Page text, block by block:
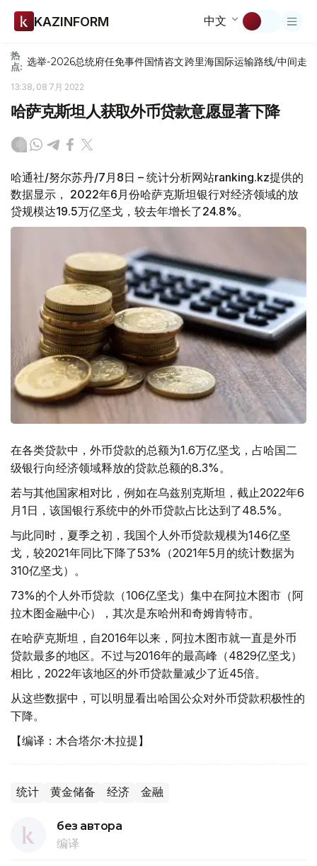
KAZINFORM 中文
热
点: 选举-2026总统府任免事件国情咨文跨里海国际运输路线/中间走廊
13:38, 08 7月 2022
哈萨克斯坦人获取外币贷款意愿显著下降
哈通社/努尔苏丹/7月8日 – 统计分析网站ranking.kz提供的
数据显示， 2022年6月份哈萨克斯坦银行对经济领域的放
贷规模达19.5万亿坚戈，较去年增长了24.8%。
在各类贷款中，外币贷款的总额为1.6万亿坚戈，占哈国二
级银行向经济领域释放的贷款总额的8.3%。
若与其他国家相对比，例如在乌兹别克斯坦，截止2022年6
月1日，该国银行系统中的外币贷款占比达到了48.5%。
与此同时，夏季之初，我国个人外币贷款规模为146亿坚
戈，较2021年同比下降了53%（2021年5月的统计数据为
310亿坚戈）。
73%的个人外币贷款（106亿坚戈）集中在阿拉木图市（阿
拉木图金融中心），其次是东哈州和奇姆肯特市。
在哈萨克斯坦，自2016年以来，阿拉木图市就一直是外币
贷款最多的地区。不过与2016年的最高峰（4829亿坚戈）
相比，2022年该地区的外币贷款量减少了近45倍。
从这些数据中，可以明显看出哈国公众对外币贷款积极性的
下降。
【编译：木合塔尔·木拉提】
统计 黄金储备 经济 金融
без автора
编译